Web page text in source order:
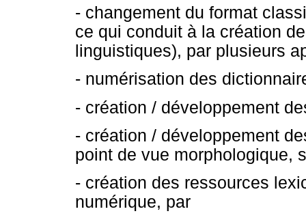
- changement du format
ce qui conduit à la création
linguistiques), par plusieurs
- numérisation des
- création / développement
- création / développement
point de vue morphologique,
- création des ressources
numérique, par